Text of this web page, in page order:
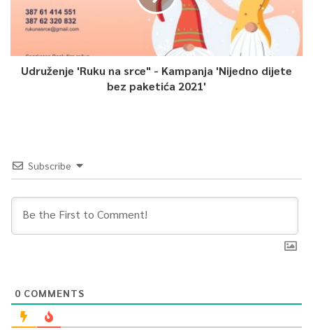
Udruženje 'Ruku na srce" - Kampanja 'Nijedno dijete
bez paketića 2021'
Subscribe
0 COMMENTS